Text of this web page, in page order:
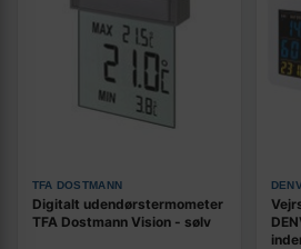
TFA DOSTMANN
Digitalt udendørstermometer
TFA Dostmann Vision - sølv